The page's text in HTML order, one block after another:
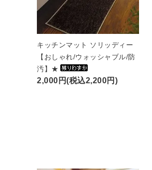
キッチンマット ソリッディー
【おしゃれ/ウォッシャブル/防
汚】★
2,000円(税込2,200円)